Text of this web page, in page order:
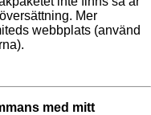
Mer
webbplats (använd
med mitt